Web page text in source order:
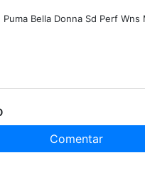
Bella Donna Sd Perf
Comentar